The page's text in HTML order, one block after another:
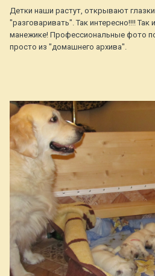
Детки наши растут, открывают
"разговаривать". Так интересно!!!! Так
манежике! Профессиональные фото
просто из "домашнего архива".